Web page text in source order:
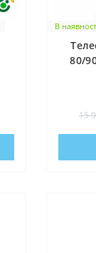
В
80/
15